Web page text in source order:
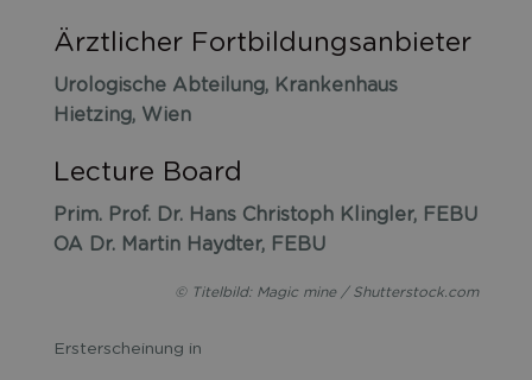
Ärztlicher Fortbildungsanbieter
Urologische Abteilung, Krankenhaus
Hietzing, Wien
Lecture Board
Prim. Prof. Dr. Hans Christoph Klingler, FEBU
OA Dr. Martin Haydter, FEBU
© Titelbild: Magic mine / Shutterstock.com
Ersterscheinung in